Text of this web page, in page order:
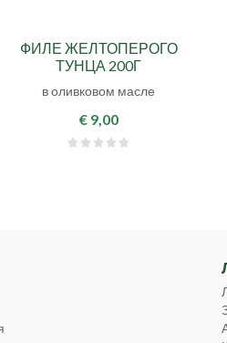
ФИЛЕ ЖЕЛТОПЕРОГО
ТУНЦА 200Г
в оливковом масле
€ 9,00